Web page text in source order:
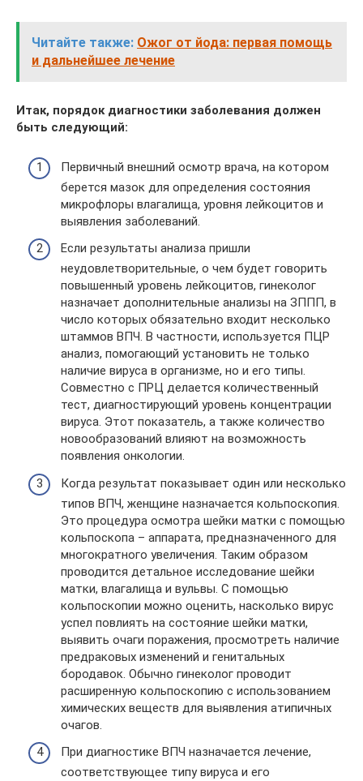
Читайте также: Ожог от йода: первая помощь
и дальнейшее лечение
Итак, порядок диагностики заболевания должен
быть следующий:
Первичный внешний осмотр врача, на котором
берется мазок для определения состояния
микрофлоры влагалища, уровня лейкоцитов и
выявления заболеваний.
Если результаты анализа пришли
неудовлетворительные, о чем будет говорить
повышенный уровень лейкоцитов, гинеколог
назначает дополнительные анализы на ЗППП, в
число которых обязательно входит несколько
штаммов ВПЧ. В частности, используется ПЦР
анализ, помогающий установить не только
наличие вируса в организме, но и его типы.
Совместно с ПРЦ делается количественный
тест, диагностирующий уровень концентрации
вируса. Этот показатель, а также количество
новообразований влияют на возможность
появления онкологии.
Когда результат показывает один или несколько
типов ВПЧ, женщине назначается кольпоскопия.
Это процедура осмотра шейки матки с помощью
кольпоскопа – аппарата, предназначенного для
многократного увеличения. Таким образом
проводится детальное исследование шейки
матки, влагалища и вульвы. С помощью
кольпоскопии можно оценить, насколько вирус
успел повлиять на состояние шейки матки,
выявить очаги поражения, просмотреть наличие
предраковых изменений и генитальных
бородавок. Обычно гинеколог проводит
расширенную кольпоскопию с использованием
химических веществ для выявления атипичных
очагов.
При диагностике ВПЧ назначается лечение,
соответствующее типу вируса и его